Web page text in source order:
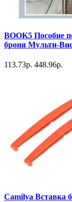
BOOK5 Пособие
броня Мульти-
113.73р. 448.96р.
Camilya Вставка